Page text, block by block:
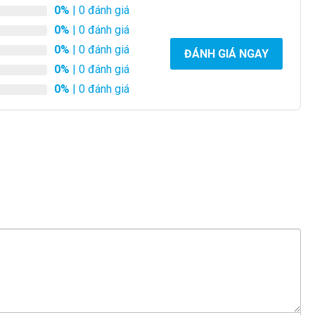
0% | 0 đánh giá
0% | 0 đánh giá
0% | 0 đánh giá
0% | 0 đánh giá
0% | 0 đánh giá
ĐÁNH GIÁ NGAY